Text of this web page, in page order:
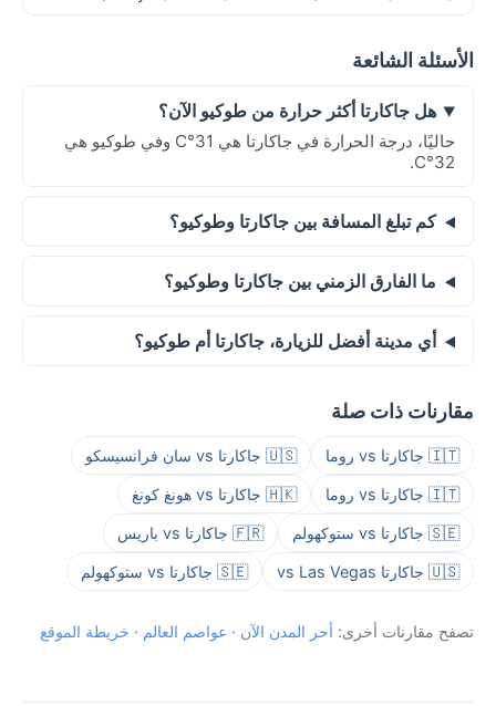
الأسئلة الشائعة
هل جاكارتا أكثر حرارة من طوكيو الآن؟
حاليًا، درجة الحرارة في جاكارتا هي 31°C وفي طوكيو هي
32°C.
كم تبلغ المسافة بين جاكارتا وطوكيو؟
ما الفارق الزمني بين جاكارتا وطوكيو؟
أي مدينة أفضل للزيارة، جاكارتا أم طوكيو؟
مقارنات ذات صلة
🇮🇹 جاكارتا vs روما 🇺🇸 جاكارتا vs سان فرانسيسكو
🇮🇹 جاكارتا vs روما 🇭🇰 جاكارتا vs هونغ كونغ
🇸🇪 جاكارتا vs ستوكهولم 🇫🇷 جاكارتا vs باريس
🇺🇸 جاكارتا vs Las Vegas 🇸🇪 جاكارتا vs ستوكهولم
تصفح مقارنات أخرى: أحر المدن الآن · عواصم العالم · خريطة الموقع